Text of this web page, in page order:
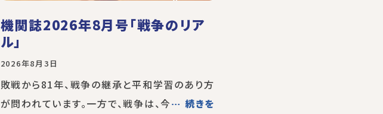
機関誌2026年8月号「戦争のリア
ル」
2026年8月3日
敗戦から81年、戦争の継承と平和学習のあり方
が問われています。一方で、戦争は、今… 続きを